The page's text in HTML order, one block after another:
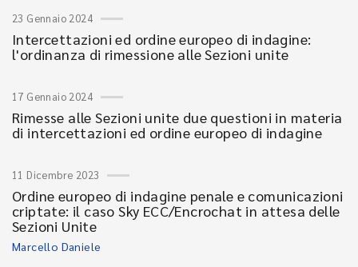
23 Gennaio 2024
Intercettazioni ed ordine europeo di indagine:
l'ordinanza di rimessione alle Sezioni unite
17 Gennaio 2024
Rimesse alle Sezioni unite due questioni in materia
di intercettazioni ed ordine europeo di indagine
11 Dicembre 2023
Ordine europeo di indagine penale e comunicazioni
criptate: il caso Sky ECC/Encrochat in attesa delle
Sezioni Unite
Marcello Daniele